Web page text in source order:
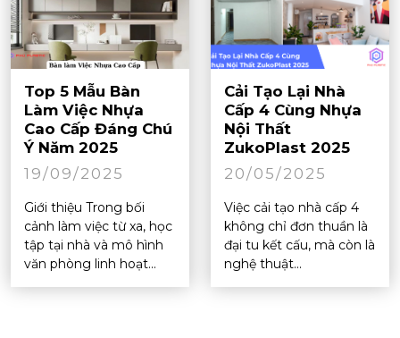
Top 5 Mẫu Bàn
Làm Việc Nhựa
Cao Cấp Đáng Chú
Ý Năm 2025
19/09/2025
Giới thiệu Trong bối
cảnh làm việc từ xa, học
tập tại nhà và mô hình
văn phòng linh hoạt...
Cải Tạo Lại Nhà
Cấp 4 Cùng Nhựa
Nội Thất
ZukoPlast 2025
20/05/2025
Việc cải tạo nhà cấp 4
không chỉ đơn thuần là
đại tu kết cấu, mà còn là
nghệ thuật...